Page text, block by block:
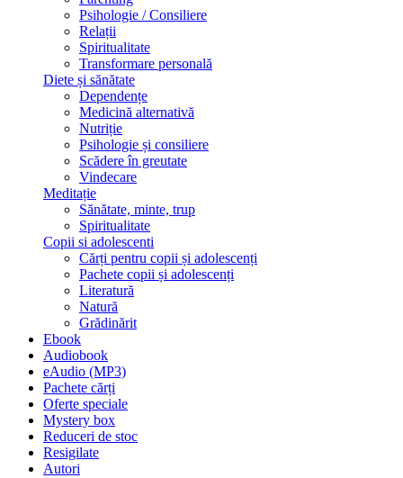
Psihologie / Consiliere
Relații
Spiritualitate
Transformare personală
Diete și sănătate
Dependențe
Medicină alternativă
Nutriție
Psihologie și consiliere
Scădere în greutate
Vindecare
Meditație
Sănătate, minte, trup
Spiritualitate
Copii si adolescenti
Cărți pentru copii și adolescenți
Pachete copii și adolescenți
Literatură
Natură
Grădinărit
Ebook
Audiobook
eAudio (MP3)
Pachete cărți
Oferte speciale
Mystery box
Reduceri de stoc
Resigilate
Autori